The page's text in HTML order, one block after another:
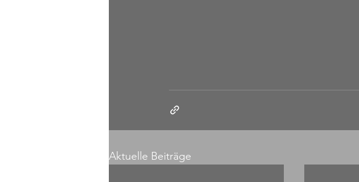
Aktuelle Beiträge